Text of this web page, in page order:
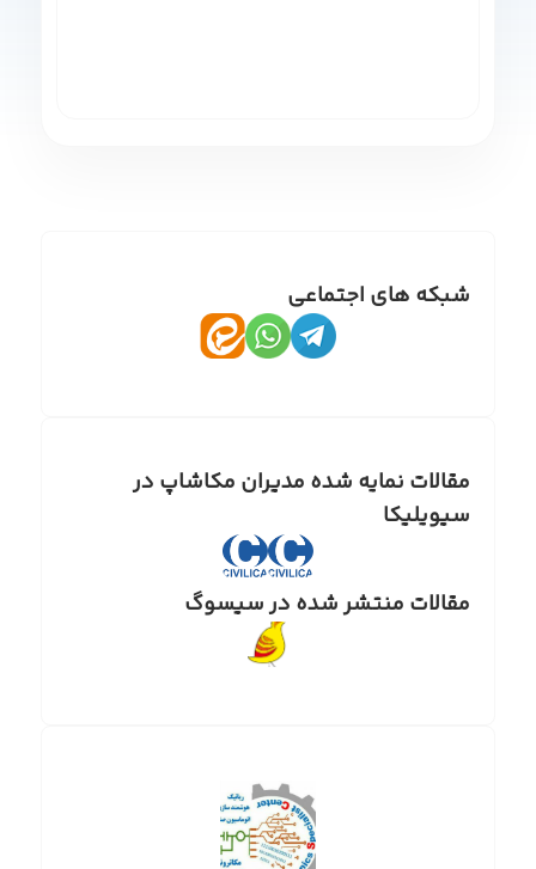
شبکه های اجتماعی
مقالات نمایه شده مدیران مکاشاپ در
سیویلیکا
مقالات منتشر شده در سیسوگ